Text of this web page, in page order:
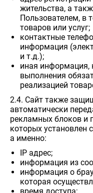
жительства, а
Пользователем, в
товаров или услуг;
контактные
информация
и т.д.);
иная информация,
выполнения
реализацией
2.4. Сайт также
автоматически
рекламных блоков и
которых установлен
а именно:
IP адрес;
информация из
информация о
которая